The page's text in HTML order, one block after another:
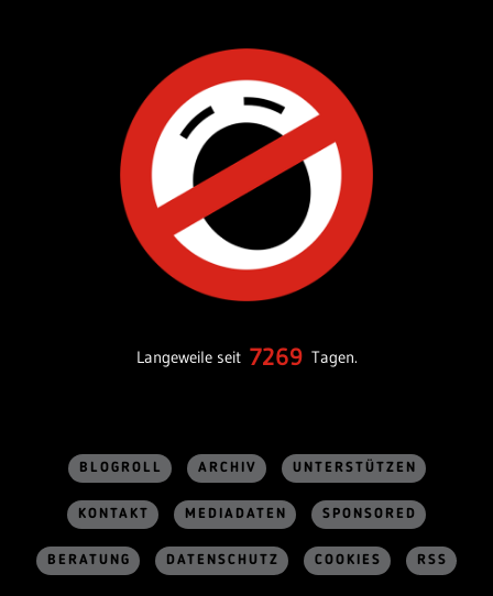
Langeweile seit 7269 Tagen.
BLOGROLL ARCHIV UNTERSTÜTZEN
KONTAKT MEDIADATEN SPONSORED
BERATUNG DATENSCHUTZ COOKIES RSS